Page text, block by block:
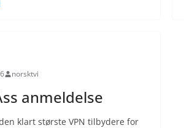
norsktvi
anmeldelse
klart største VPN tilbydere for